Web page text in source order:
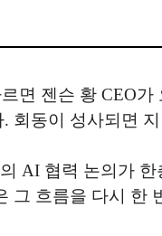
면 젠슨 황 CEO
회동이 성사되면
AI 협력 논의가
그 흐름을 다시 한